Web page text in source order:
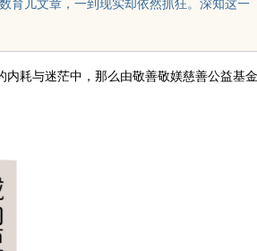
育儿文章，一到现实却依然抓狂。深知这一
内耗与迷茫中，那么由敬善敬媄慈善公益基
力量剖析